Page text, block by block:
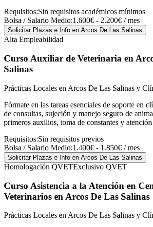
Requisitos:Sin requisitos académicos mínimos
Bolsa / Salario Medio:1.600€ - 2.200€ / mes
Solicitar Plazas e Info en Arcos De Las Salinas
Alta Empleabilidad
Curso Auxiliar de Veterinaria en
Salinas
Prácticas Locales en Arcos De Las Salinas y
Fórmate en las tareas esenciales de soporte en
de consultas, sujeción y manejo seguro de
primeros auxilios, toma de constantes y
Requisitos:Sin requisitos previos
Bolsa / Salario Medio:1.400€ - 1.850€ / mes
Solicitar Plazas e Info en Arcos De Las Salinas
Homologación QVETExclusivo QVET
Curso Asistencia a la Atención en
Veterinarios en Arcos De Las Salinas
Prácticas Locales en Arcos De Las Salinas y